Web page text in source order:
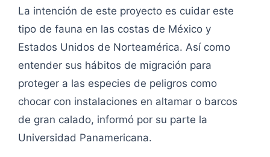
La intención de este proyecto es cuidar este
tipo de fauna en las costas de México y
Estados Unidos de Norteamérica. Así como
entender sus hábitos de migración para
proteger a las especies de peligros como
chocar con instalaciones en altamar o barcos
de gran calado, informó por su parte la
Universidad Panamericana.